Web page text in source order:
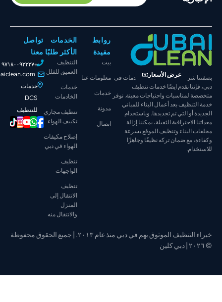
عرض الأسعار
تنظيف متكاملة الخدمات في
نقدم أيضًا خدمات تنظيف
واحتياجات معينة. نوفر
بعد أعمال البناء للمباني
التي تم تجديدها. وباستخدام
الثقيلة، يمكننا إزالة
وتنظيف الموقع بسرعة
مع ضمان تركه نظيفًا وجاهزًا
مفيدة
بيت
معلومات عنا
خدمات
مدونة
اتصال
الخدمات
الأكثر طلبًا
التنظيف
العميق للفلل
الخادمات
تنظيف مجاري
تكييف الهواء
إصلاح مكيفات
الهواء في دبي
والانتقال منه
تواصل
معنا
+٩٧١٨٠٠٩٣٣٢٧
info@dubaiclean.com
خدمات
DCS
للتنظيف
خبراء التنظيف الموثوق بهم في دبي منذ عام ٢٠١٣. | جميع الحقوق محفوظة